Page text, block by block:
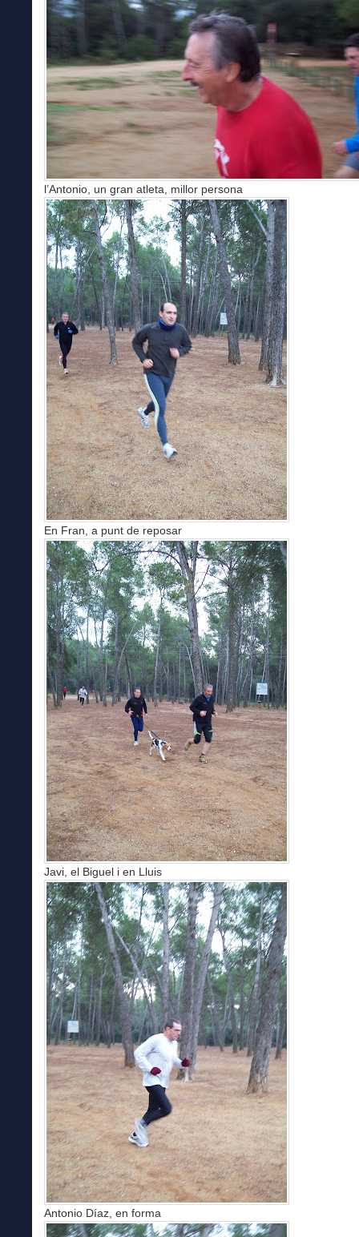
l’Antonio, un gran atleta, millor persona
En Fran, a punt de reposar
Javi, el Biguel i en Lluis
Antonio Díaz, en forma